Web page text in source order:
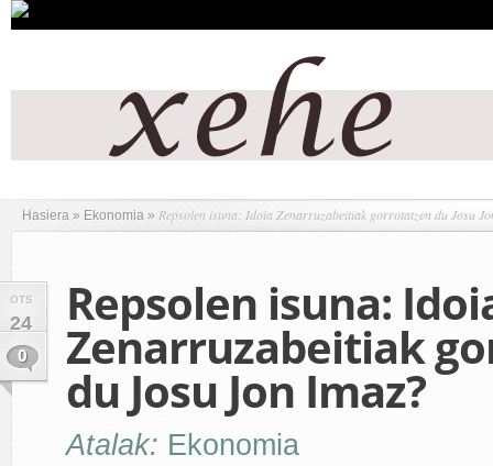
Hasiera » Ekonomia » Repsolen isuna: Idoia Zenarruzabeitiak gorrotatzen du Josu
OTS
24
0
Repsolen isuna:
Zenarruzabeitiak
du Josu Jon Imaz?
Atalak: Ekonomia